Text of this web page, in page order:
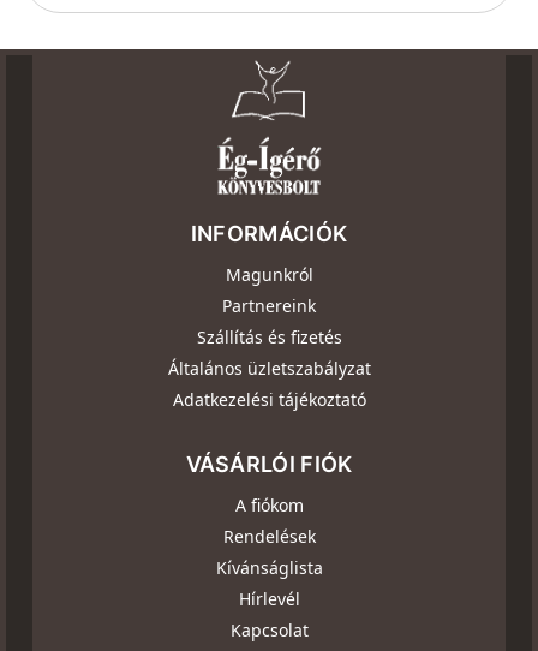
INFORMÁCIÓK
Magunkról
Partnereink
Szállítás és fizetés
Általános üzletszabályzat
Adatkezelési tájékoztató
VÁSÁRLÓI FIÓK
A fiókom
Rendelések
Kívánságlista
Hírlevél
Kapcsolat